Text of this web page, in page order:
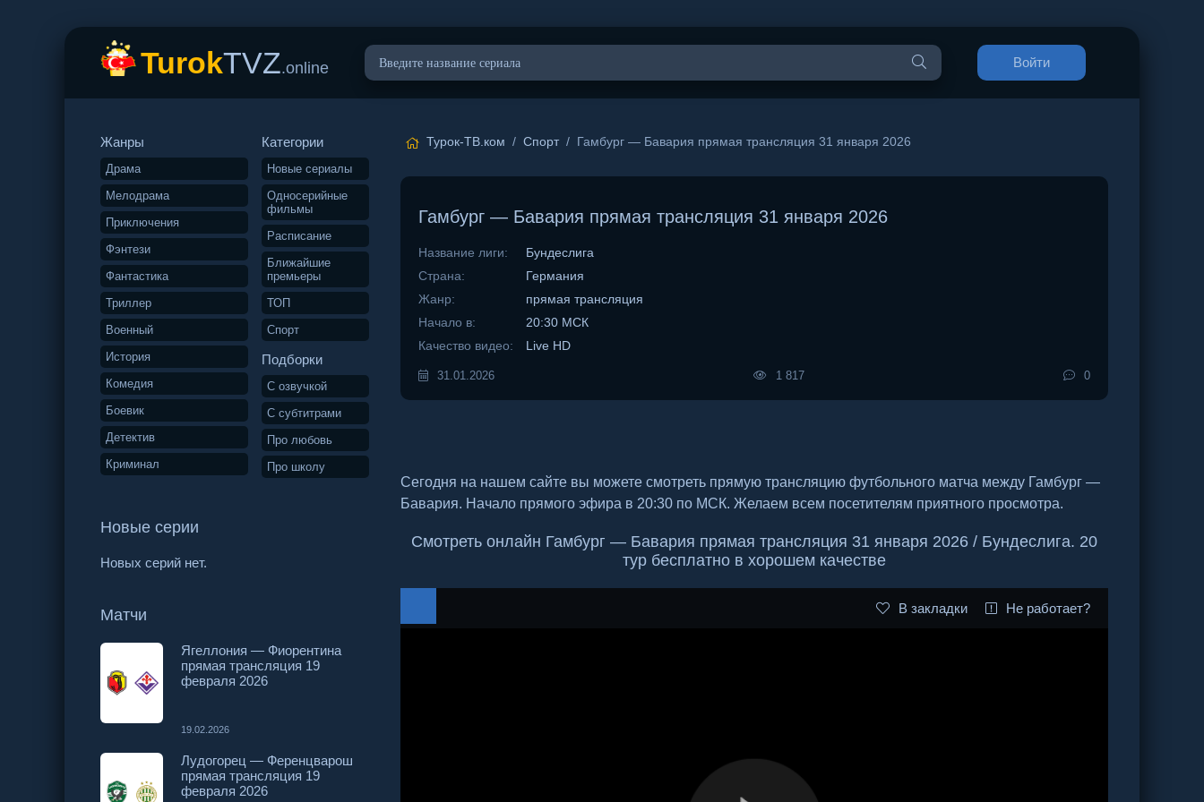
TurokTVZ.online Войти
Жанры
Драма
Мелодрама
Приключения
Фэнтези
Фантастика
Триллер
Военный
История
Комедия
Боевик
Детектив
Криминал
Категории
Новые сериалы
Односерийные
фильмы
Расписание
Ближайшие
премьеры
ТОП
Спорт
Подборки
С озвучкой
С субтитрами
Про любовь
Про школу
Новые серии
Новых серий нет.
Матчи
Ягеллония — Фиорентина
прямая трансляция 19
февраля 2026
19.02.2026
Лудогорец — Ференцварош
прямая трансляция 19
февраля 2026
Турок-ТВ.ком / Спорт/ Гамбург — Бавария прямая трансляция 31 января 2026
Гамбург — Бавария прямая трансляция 31 января 2026
Название лиги:
Бундеслига
Страна:
Германия
Жанр:
прямая трансляция
Начало в:
20:30 МСК
Качество видео:
Live HD
31.01.2026 1 817 0
Сегодня на нашем сайте вы можете смотреть прямую трансляцию футбольного матча между Гамбург —
Бавария. Начало прямого эфира в 20:30 по МСК. Желаем всем посетителям приятного просмотра.
Смотреть онлайн Гамбург — Бавария прямая трансляция 31 января 2026 / Бундеслига. 20
тур бесплатно в хорошем качестве
В закладки Не работает?